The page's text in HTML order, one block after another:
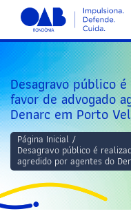
Desagravo público
favor de advogado
Denarc em Porto
Página Inicial /
Desagravo público é
agredido por agentes do